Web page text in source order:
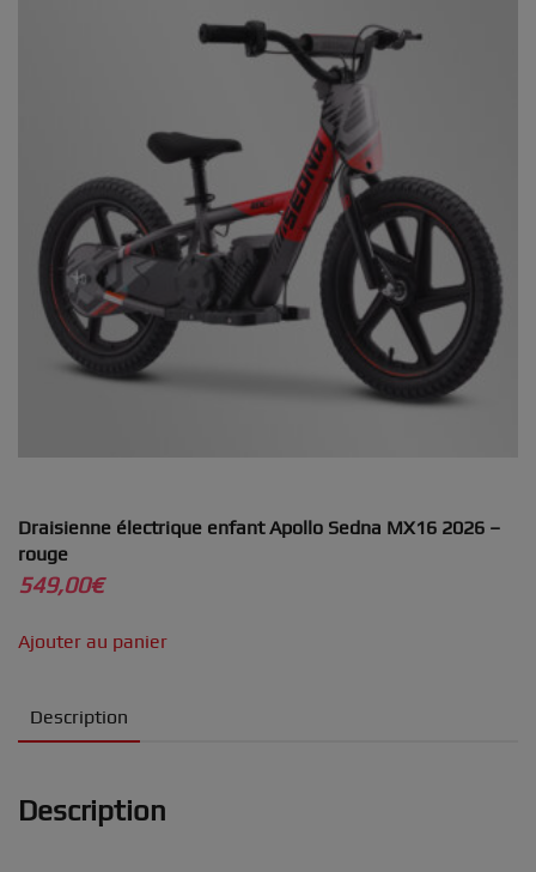
Draisienne électrique enfant Apollo Sedna MX16 2026 –
rouge
549,00€
Ajouter au panier
Description
Description